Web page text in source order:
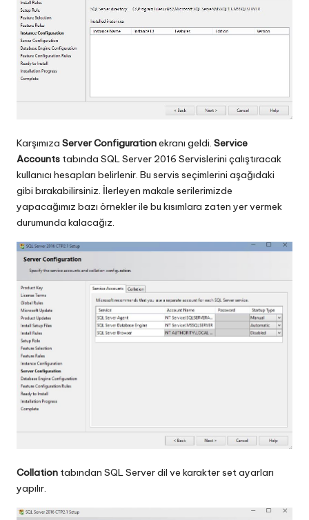
Karşımıza Server Configurationekranı geldi. Service
Accounts tabında SQL Server 2016 Servislerini çalıştıracak
kullanıcı hesapları belirlenir. Bu servis seçimlerini aşağıdaki
gibi bırakabilirsiniz. İlerleyen makale serilerimizde
yapacağımız bazı örnekler ile bu kısımlara zaten yer vermek
durumunda kalacağız.
Collation tabından SQL Server dil ve karakter set ayarları
yapılır.